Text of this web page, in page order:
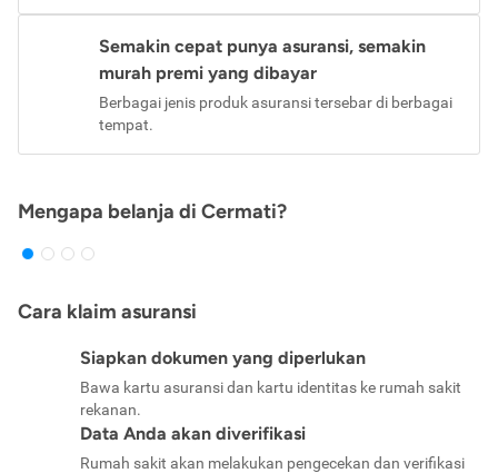
Semakin cepat punya asuransi, semakin
murah premi yang dibayar
Berbagai jenis produk asuransi tersebar di berbagai
tempat.
Mengapa belanja di Cermati?
Cara klaim asuransi
Siapkan dokumen yang diperlukan
Bawa kartu asuransi dan kartu identitas ke rumah sakit
rekanan.
Data Anda akan diverifikasi
Rumah sakit akan melakukan pengecekan dan verifikasi